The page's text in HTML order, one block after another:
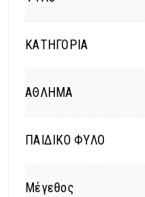
ΚΑΤΗΓΟΡΙΑ
ΑΘΛΗΜΑ
ΠΑΙΔΙΚΟ ΦΥΛΟ
Μέγεθος